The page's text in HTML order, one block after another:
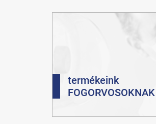
termékeink
FOGORVOSOKNAK